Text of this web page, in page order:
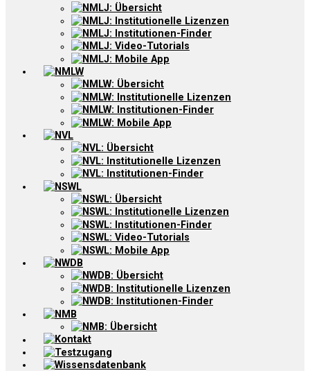
NMLJ: Übersicht
NMLJ: Institutionelle Lizenzen
NMLJ: Institutionen-Finder
NMLJ: Video-Tutorials
NMLJ: Mobile App
NMLW
NMLW: Übersicht
NMLW: Institutionelle Lizenzen
NMLW: Institutionen-Finder
NMLW: Mobile App
NVL
NVL: Übersicht
NVL: Institutionelle Lizenzen
NVL: Institutionen-Finder
NSWL
NSWL: Übersicht
NSWL: Institutionelle Lizenzen
NSWL: Institutionen-Finder
NSWL: Video-Tutorials
NSWL: Mobile App
NWDB
NWDB: Übersicht
NWDB: Institutionelle Lizenzen
NWDB: Institutionen-Finder
NMB
NMB: Übersicht
Kontakt
Testzugang
Wissensdatenbank